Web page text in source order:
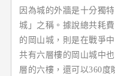
因為城的外牆是十分獨
城」之稱。據說總共耗
的岡山城，則是在戰爭
共有六層樓的岡山城中
層的六樓，還可以360度